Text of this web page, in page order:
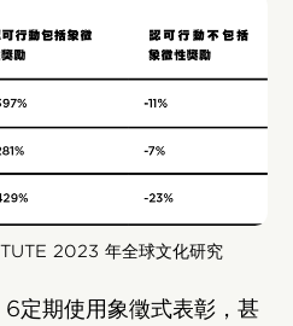
2023 年全球文化研究
定期使用象徵式表彰，甚